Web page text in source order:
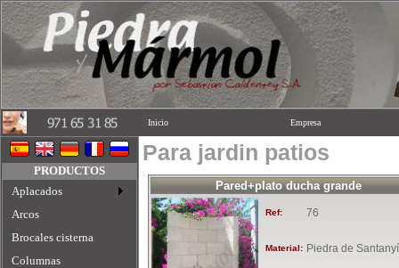
Inicio Empresa
PRODUCTOS
Aplacados
Arcos
Brocales cisterna
Columnas
Para jardin patios
Pared+plato ducha grande
Ref: 76
Material: Piedra de Santanyí